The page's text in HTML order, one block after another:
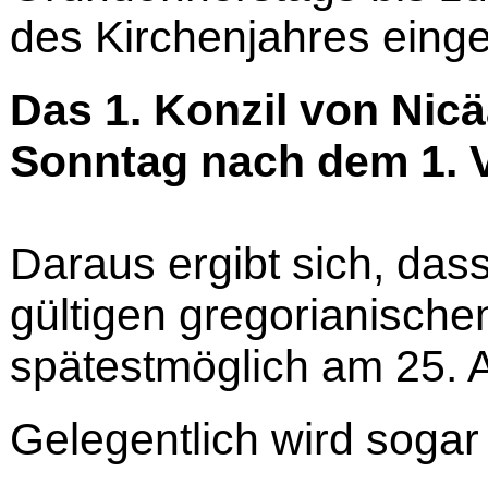
des Kirchenjahres
Das 1. Konzil von
Sonntag nach dem 1.
Daraus ergibt sich,
gültigen
spätestmöglich am 25.
Gelegentlich wird